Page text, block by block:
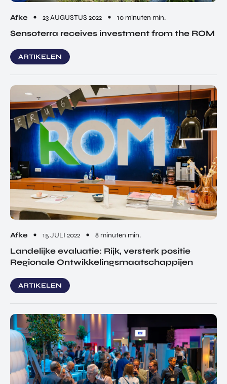
Afke 23 AUGUSTUS 2022 10 minuten min.
Sensoterra receives investment from the ROM
ARTIKELEN
Afke 15 JULI 2022 8 minuten min.
Landelijke evaluatie: Rijk, versterk positie
Regionale Ontwikkelingsmaatschappijen
ARTIKELEN